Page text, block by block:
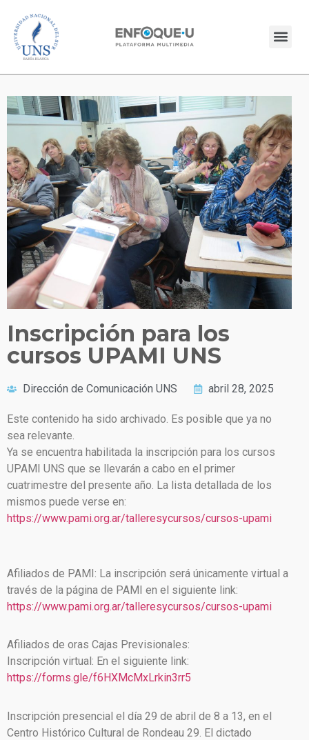
Inscripción para los
cursos UPAMI UNS
Dirección de Comunicación UNS abril 28, 2025
Este contenido ha sido archivado. Es posible que ya no
sea relevante.
Ya se encuentra habilitada la inscripción para los cursos
UPAMI UNS que se llevarán a cabo en el primer
cuatrimestre del presente año. La lista detallada de los
mismos puede verse en:
https://www.pami.org.ar/talleresycursos/cursos-upami
Afiliados de PAMI: La inscripción será únicamente virtual a
través de la página de PAMI en el siguiente link:
https://www.pami.org.ar/talleresycursos/cursos-upami
Afiliados de oras Cajas Previsionales:
Inscripción virtual: En el siguiente link:
https://forms.gle/f6HXMcMxLrkin3rr5
Inscripción presencial el día 29 de abril de 8 a 13, en el
Centro Histórico Cultural de Rondeau 29. El dictado